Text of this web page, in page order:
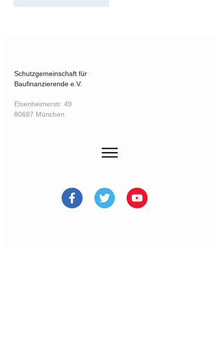
Schutzgemeinschaft für
Baufinanzierende e.V.
Elsenheimerstr. 49
80687 München